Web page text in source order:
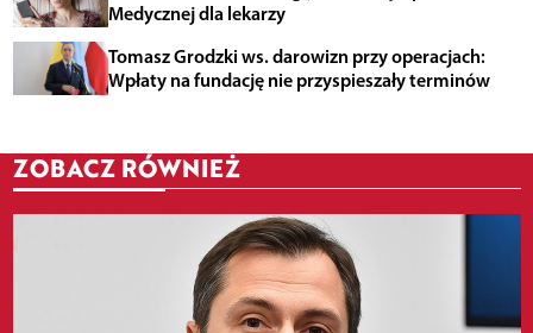
Medycznej dla lekarzy
Tomasz Grodzki ws. darowizn przy operacjach:
Wpłaty na fundację nie przyspieszały terminów
ZOBACZ RÓWNIEŻ